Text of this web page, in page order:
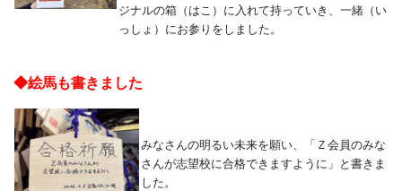
ジナルの箱（はこ）に入れて持っていき、一緒（い
っしょ）にお参りをしました。
◆絵馬も書きました
みなさんの明るい未来を願い、「Ｚ会員のみな
さんが志望校に合格できますように」と書きま
した。